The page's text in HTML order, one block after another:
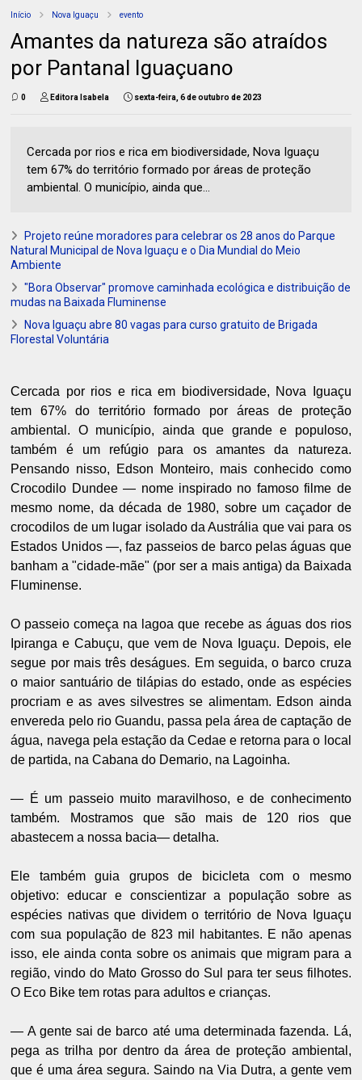
Início Nova Iguaçu evento
Amantes da natureza são atraídos
por Pantanal Iguaçuano
0 Editora Isabela sexta-feira, 6 de outubro de 2023
Cercada por rios e rica em biodiversidade, Nova Iguaçu
tem 67% do território formado por áreas de proteção
ambiental. O município, ainda que...
Projeto reúne moradores para celebrar os 28 anos do Parque
Natural Municipal de Nova Iguaçu e o Dia Mundial do Meio
Ambiente
"Bora Observar" promove caminhada ecológica e distribuição de
mudas na Baixada Fluminense
Nova Iguaçu abre 80 vagas para curso gratuito de Brigada
Florestal Voluntária
Cercada por rios e rica em biodiversidade, Nova Iguaçu
tem 67% do território formado por áreas de proteção
ambiental. O município, ainda que grande e populoso,
também é um refúgio para os amantes da natureza.
Pensando nisso, Edson Monteiro, mais conhecido como
Crocodilo Dundee — nome inspirado no famoso filme de
mesmo nome, da década de 1980, sobre um caçador de
crocodilos de um lugar isolado da Austrália que vai para os
Estados Unidos —, faz passeios de barco pelas águas que
banham a "cidade-mãe" (por ser a mais antiga) da Baixada
Fluminense.
O passeio começa na lagoa que recebe as águas dos rios
Ipiranga e Cabuçu, que vem de Nova Iguaçu. Depois, ele
segue por mais três deságues. Em seguida, o barco cruza
o maior santuário de tilápias do estado, onde as espécies
procriam e as aves silvestres se alimentam. Edson ainda
envereda pelo rio Guandu, passa pela área de captação de
água, navega pela estação da Cedae e retorna para o local
de partida, na Cabana do Demario, na Lagoinha.
— É um passeio muito maravilhoso, e de conhecimento
também. Mostramos que são mais de 120 rios que
abastecem a nossa bacia— detalha.
Ele também guia grupos de bicicleta com o mesmo
objetivo: educar e conscientizar a população sobre as
espécies nativas que dividem o território de Nova Iguaçu
com sua população de 823 mil habitantes. E não apenas
isso, ele ainda conta sobre os animais que migram para a
região, vindo do Mato Grosso do Sul para ter seus filhotes.
O Eco Bike tem rotas para adultos e crianças.
— A gente sai de barco até uma determinada fazenda. Lá,
pega as trilha por dentro da área de proteção ambiental,
que é uma área segura. Saindo na Via Dutra, a gente vem